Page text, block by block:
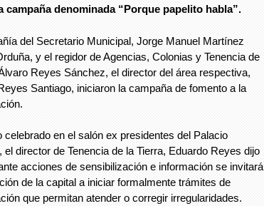
campaña denominada “Porque papelito habla”.
del Secretario Municipal, Jorge Manuel Martínez
y el regidor de Agencias, Colonias y Tenencia de
Reyes Sánchez, el director del área respectiva,
Santiago, iniciaron la campaña de fomento a la
celebrado en el salón ex presidentes del Palacio
el director de Tenencia de la Tierra, Eduardo Reyes dijo
acciones de sensibilización e información se invitará
de la capital a iniciar formalmente trámites de
que permitan atender o corregir irregularidades.